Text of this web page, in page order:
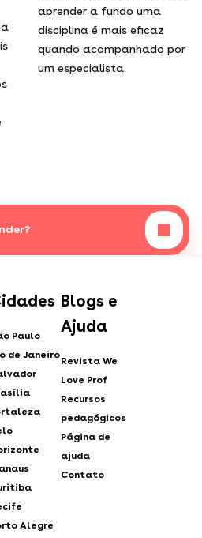
aprender a fundo uma
disciplina é mais eficaz
quando acompanhado por
um especialista.
Paulo
de Janeiro
Alegre
Blogs e
Ajuda
Revista We
Love Prof
Recursos
pedagógicos
Página de
ajuda
Contato